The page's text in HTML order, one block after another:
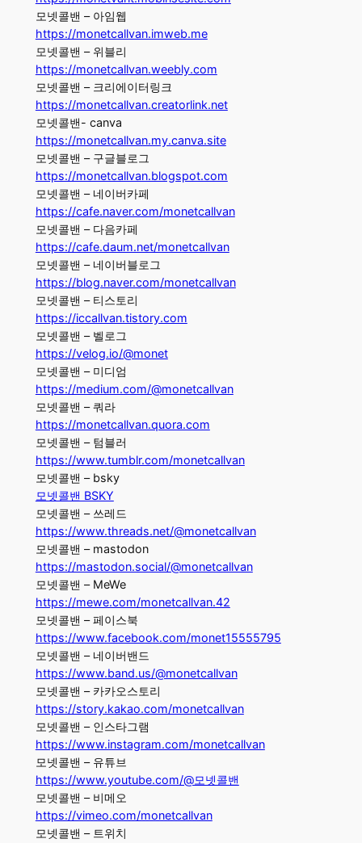
모넷콜밴 – 아임웹
https://monetcallvan.imweb.me
모넷콜밴 – 위블리
https://monetcallvan.weebly.com
모넷콜밴 – 크리에이터링크
https://monetcallvan.creatorlink.net
모넷콜밴- canva
https://monetcallvan.my.canva.site
모넷콜밴 – 구글블로그
https://monetcallvan.blogspot.com
모넷콜밴 – 네이버카페
https://cafe.naver.com/monetcallvan
모넷콜밴 – 다음카페
https://cafe.daum.net/monetcallvan
모넷콜밴 – 네이버블로그
https://blog.naver.com/monetcallvan
모넷콜밴 – 티스토리
https://iccallvan.tistory.com
모넷콜밴 – 벨로그
https://velog.io/@monet
모넷콜밴 – 미디엄
https://medium.com/@monetcallvan
모넷콜밴 – 쿼라
https://monetcallvan.quora.com
모넷콜밴 – 텀블러
https://www.tumblr.com/monetcallvan
모넷콜밴 – bsky
모넷콜밴 BSKY
모넷콜밴 – 쓰레드
https://www.threads.net/@monetcallvan
모넷콜밴 – mastodon
https://mastodon.social/@monetcallvan
모넷콜밴 – MeWe
https://mewe.com/monetcallvan.42
모넷콜밴 – 페이스북
https://www.facebook.com/monet15555795
모넷콜밴 – 네이버밴드
https://www.band.us/@monetcallvan
모넷콜밴 – 카카오스토리
https://story.kakao.com/monetcallvan
모넷콜밴 – 인스타그램
https://www.instagram.com/monetcallvan
모넷콜밴 – 유튜브
https://www.youtube.com/@모넷콜밴
모넷콜밴 – 비메오
https://vimeo.com/monetcallvan
모넷콜밴 – 트위치